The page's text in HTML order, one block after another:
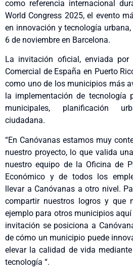
como referencia internacional
World Congress 2025, el evento
en innovación y tecnología
6 de noviembre en Barcelona.
La invitación oficial, enviada
Comercial de España en Puerto
como uno de los municipios más
la implementación de tecnología
municipales, planificación
ciudadana.
“En Canóvanas estamos muy
nuestro proyecto, lo que valida
nuestro equipo de la Oficina de
Económico y de todos los
llevar a Canóvanas a otro nivel.
compartir nuestros logros y que
ejemplo para otros municipios aquí
invitación se posiciona a
de cómo un municipio puede
elevar la calidad de vida
tecnología “.